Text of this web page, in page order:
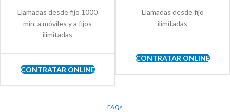
Llamadas desde fijo 1000
min. a móviles y a fijos
ilimitadas
CONTRATAR ONLINE
Llamadas desde fijo
ilimitadas
CONTRATAR ONLINE
FAQs